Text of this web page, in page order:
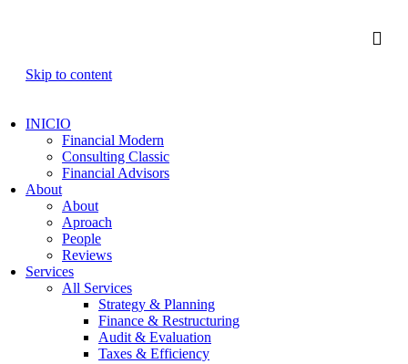
Skip to content
INICIO
Financial Modern
Consulting Classic
Financial Advisors
About
About
Aproach
People
Reviews
Services
All Services
Strategy & Planning
Finance & Restructuring
Audit & Evaluation
Taxes & Efficiency